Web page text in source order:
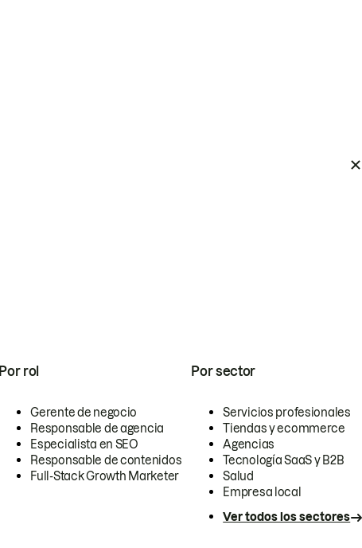
Por rol
Gerente de negocio
Responsable de agencia
Especialista en SEO
Responsable de contenidos
Full-Stack Growth Marketer
Por sector
Servicios profesionales
Tiendas y ecommerce
Agencias
Tecnología SaaS y B2B
Salud
Empresa local
Ver todos los sectores